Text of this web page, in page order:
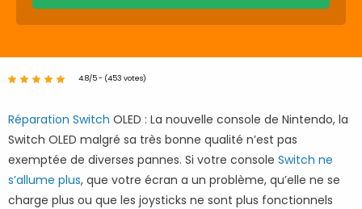
4.8/5 - (453 votes)
Réparation Switch OLED : La nouvelle console de Nintendo, la
Switch OLED malgré sa très bonne qualité n’est pas
exemptée de diverses pannes. Si votre console Switch ne
s’allume plus, que votre écran a un problème, qu’elle ne se
charge plus ou que les joysticks ne sont plus fonctionnels